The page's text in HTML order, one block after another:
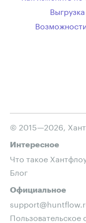
© 2015—2026,
Интересное
Что такое
Блог
Официальное
Пользовательское